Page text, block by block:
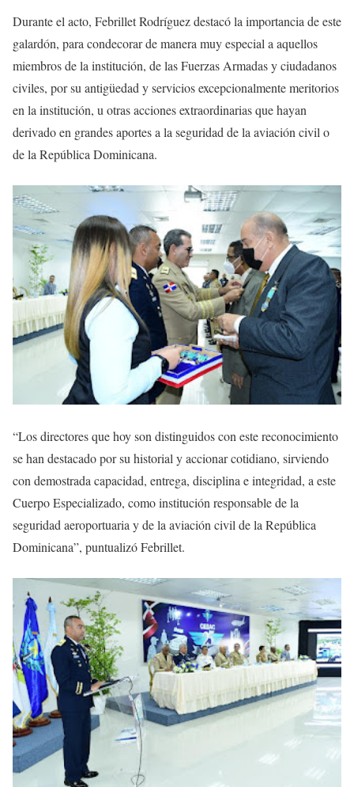
Durante el acto, Febrillet Rodríguez destacó la importancia de este
galardón, para condecorar de manera muy especial a aquellos
miembros de la institución, de las Fuerzas Armadas y ciudadanos
civiles, por su antigüedad y servicios excepcionalmente meritorios
en la institución, u otras acciones extraordinarias que hayan
derivado en grandes aportes a la seguridad de la aviación civil o
de la República Dominicana.
“Los directores que hoy son distinguidos con este reconocimiento
se han destacado por su historial y accionar cotidiano, sirviendo
con demostrada capacidad, entrega, disciplina e integridad, a este
Cuerpo Especializado, como institución responsable de la
seguridad aeroportuaria y de la aviación civil de la República
Dominicana”, puntualizó Febrillet.